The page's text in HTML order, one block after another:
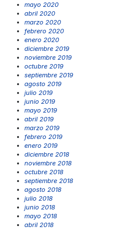
mayo 2020
abril 2020
marzo 2020
febrero 2020
enero 2020
diciembre 2019
noviembre 2019
octubre 2019
septiembre 2019
agosto 2019
julio 2019
junio 2019
mayo 2019
abril 2019
marzo 2019
febrero 2019
enero 2019
diciembre 2018
noviembre 2018
octubre 2018
septiembre 2018
agosto 2018
julio 2018
junio 2018
mayo 2018
abril 2018